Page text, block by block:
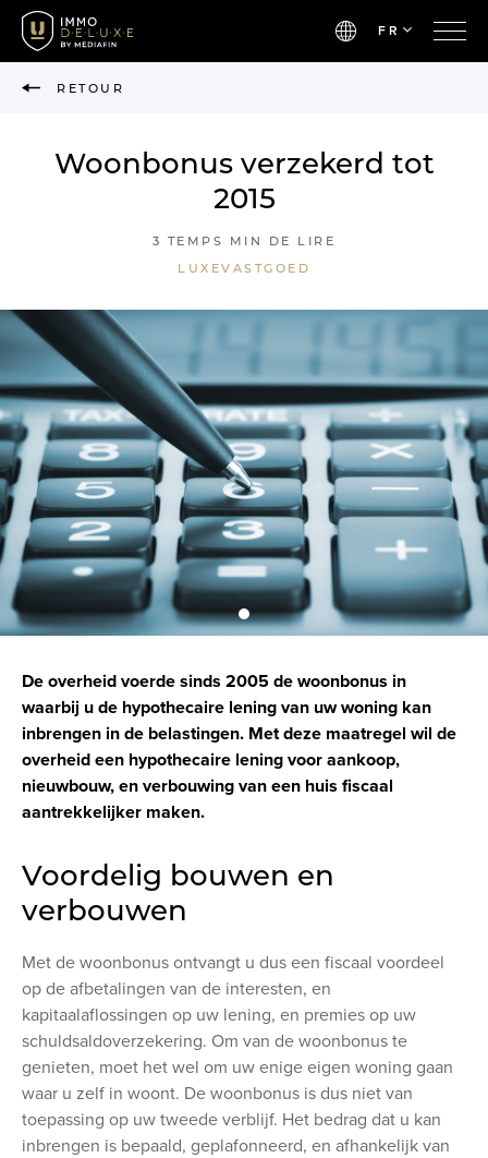
FR
RETOUR
Woonbonus verzekerd tot
2015
3 TEMPS MIN DE LIRE
LUXEVASTGOED
De overheid voerde sinds 2005 de woonbonus in
waarbij u de hypothecaire lening van uw woning kan
inbrengen in de belastingen. Met deze maatregel wil de
overheid een hypothecaire lening voor aankoop,
nieuwbouw, en verbouwing van een huis fiscaal
aantrekkelijker maken.
Voordelig bouwen en
verbouwen
Met de woonbonus ontvangt u dus een fiscaal voordeel
op de afbetalingen van de interesten, en
kapitaalaflossingen op uw lening, en premies op uw
schuldsaldoverzekering. Om van de woonbonus te
genieten, moet het wel om uw enige eigen woning gaan
waar u zelf in woont. De woonbonus is dus niet van
toepassing op uw tweede verblijf. Het bedrag dat u kan
inbrengen is bepaald, geplafonneerd, en afhankelijk van